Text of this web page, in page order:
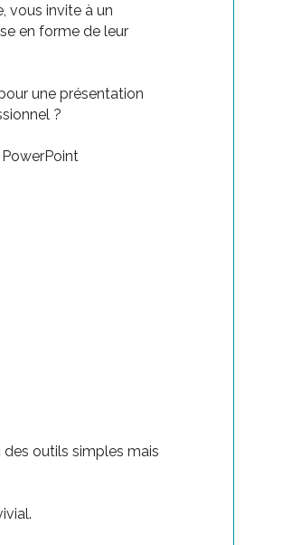
vous invite à un
en forme de leur
une présentation
?
outils simples mais